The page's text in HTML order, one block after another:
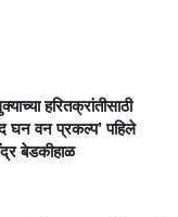
हरितक्रांतीसाठी
वन प्रकल्प’ पहिले
बेडकीहाळ